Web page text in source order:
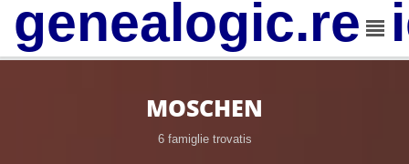
MOSCHEN
6 famiglie trovatis